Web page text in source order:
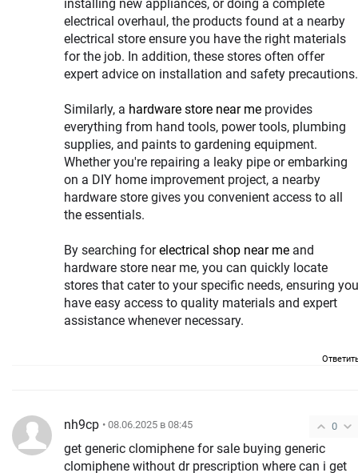
installing new appliances, or doing a complete
electrical overhaul, the products found at a nearby
electrical store ensure you have the right materials
for the job. In addition, these stores often offer
expert advice on installation and safety precautions.
Similarly, a hardware store near me provides
everything from hand tools, power tools, plumbing
supplies, and paints to gardening equipment.
Whether you're repairing a leaky pipe or embarking
on a DIY home improvement project, a nearby
hardware store gives you convenient access to all
the essentials.
By searching forelectrical shop near me and
hardware store near me, you can quickly locate
stores that cater to your specific needs, ensuring you
have easy access to quality materials and expert
assistance whenever necessary.
0
nh9cp • 08.06.2025 в 08:45
get generic clomiphene for sale buying generic
clomiphene without dr prescription where can i get